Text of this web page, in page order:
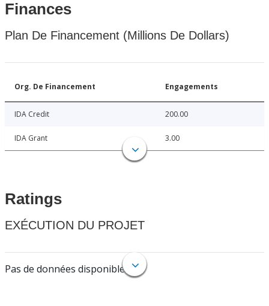
Finances
Plan De Financement (Millions De Dollars)
Org. De Financement Engagements
IDA Credit 200.00
IDA Grant 3.00
Ratings
EXÉCUTION DU PROJET
Pas de données disponibles.